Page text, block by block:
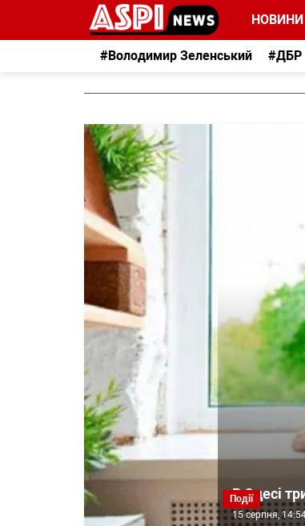
НОВИНИ
#Володимир Зеленський #ДБР
Події
В Одесі
15 серпня,